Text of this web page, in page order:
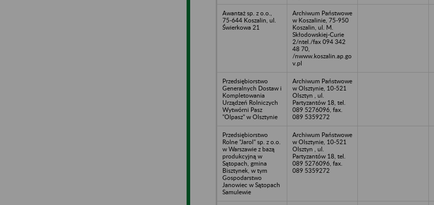
Awantaż sp. z o.o.,
75-644 Koszalin, ul.
Świerkowa 21
Archiwum Państwowe
w Koszalinie, 75-950
Koszalin, ul. M.
Skłodowskiej-Curie
2/ntel./fax 094 342
48 70,
/nwww.koszalin.ap.go
v.pl
Przedsiębiorstwo
Generalnych Dostaw i
Kompletowania
Urządzeń Rolniczych
Wytwórni Pasz
"Olpasz" w Olsztynie
Archiwum Państwowe
w Olsztynie, 10-521
Olsztyn , ul.
Partyzantów 18, tel.
089 5276096, fax.
089 5359272
Przedsiębiorstwo
Rolne "Jarol" sp. z o.o.
w Warszawie z bazą
produkcyjną w
Sątopach, gmina
Bisztynek, w tym
Gospodarstwo
Janowiec w Sątopach
Samulewie
Archiwum Państwowe
w Olsztynie, 10-521
Olsztyn , ul.
Partyzantów 18, tel.
089 5276096, fax.
089 5359272